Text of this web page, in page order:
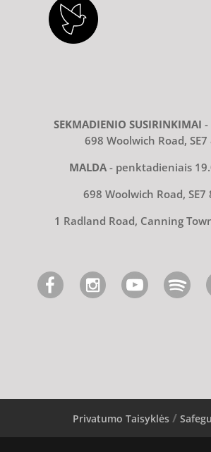
SEKMADIENIO SUSIRINKIMAI -
698 Woolwich Road, SE7
MALDA- penktadieniais
698 Woolwich Road, SE7
1 Radland Road, Canning
Privatumo Taisyklės